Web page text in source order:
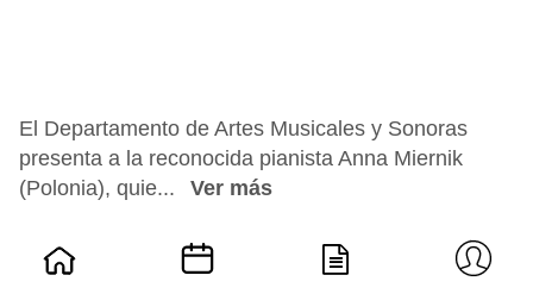
El Departamento de Artes Musicales y Sonoras
presenta a la reconocida pianista Anna Miernik
(Polonia), quie...
Ver más